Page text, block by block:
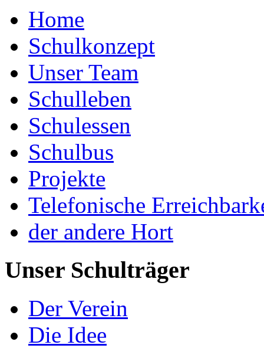
Home
Schulkonzept
Unser Team
Schulleben
Schulessen
Schulbus
Projekte
Telefonische
der andere Hort
Unser Schulträger
Der Verein
Die Idee